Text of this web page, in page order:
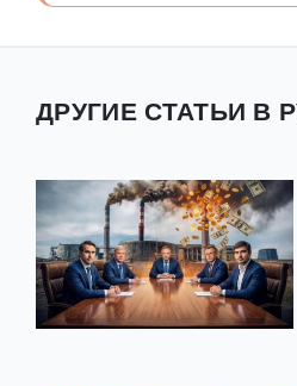
ДРУГИЕ СТАТЬИ В